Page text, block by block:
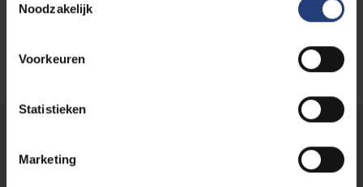
Noodzakelijk
Voorkeuren
Statistieken
Marketing